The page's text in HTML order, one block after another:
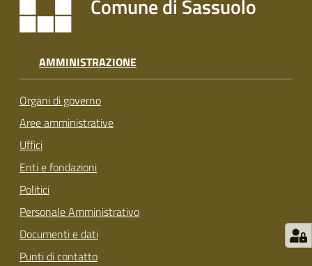
t
s
u
o
Tutti
gli
argomenti...
Comune di Sassuolo
AMMINISTRAZIONE
Organi di governo
Aree amministrative
Uffici
Enti e fondazioni
Politici
Personale Amministrativo
Documenti e dati
Punti di contatto